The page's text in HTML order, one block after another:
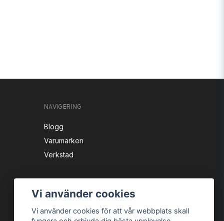
NAVIGERING
Blogg
Varumärken
Verkstad
Vi använder cookies
Vi använder cookies för att vår webbplats skall